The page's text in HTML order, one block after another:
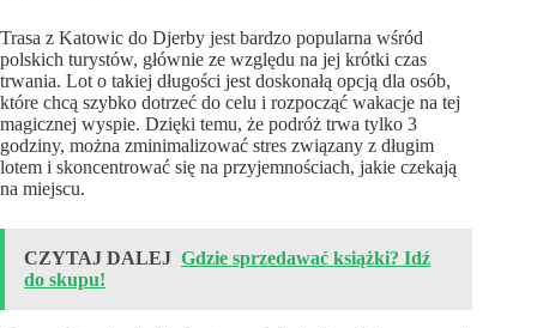
Trasa z Katowic do Djerby jest bardzo popularna wśród
polskich turystów, głównie ze względu na jej krótki czas
trwania. Lot o takiej długości jest doskonałą opcją dla osób,
które chcą szybko dotrzeć do celu i rozpocząć wakacje na tej
magicznej wyspie. Dzięki temu, że podróż trwa tylko 3
godziny, można zminimalizować stres związany z długim
lotem i skoncentrować się na przyjemnościach, jakie czekają
na miejscu.
CZYTAJ DALEJ Gdzie sprzedawać książki? Idź
do skupu!